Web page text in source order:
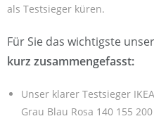
als Testsieger küren.
Für Sie das wichtigste
kurz zusammengefasst:
Unser klarer Testsieger
Grau Blau Rosa 140 155